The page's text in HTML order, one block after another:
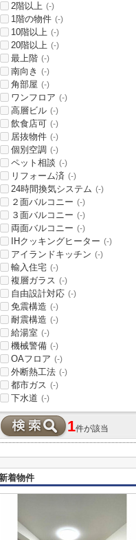
2階以上 (-)
1階の物件 (-)
10階以上 (-)
20階以上 (-)
最上階 (-)
南向き (-)
角部屋 (-)
ワンフロア (-)
高層ビル (-)
飲食店可 (-)
居抜物件 (-)
個別空調 (-)
ペット相談 (-)
リフォーム済 (-)
24時間換気システム (-)
２面バルコニー (-)
３面バルコニー (-)
両面バルコニー (-)
IHクッキングヒーター (-)
アイランドキッチン (-)
輸入住宅 (-)
複層ガラス (-)
自由設計対応 (-)
免震構造 (-)
耐震構造 (-)
給湯室 (-)
機械警備 (-)
OAフロア (-)
外断熱工法 (-)
都市ガス (-)
下水道 (-)
1件が該当
着物件